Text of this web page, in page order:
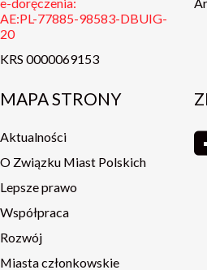
MAPA STRONY
Aktualności
O Związku Miast Polskich
Lepsze prawo
Współpraca
Rozwój
Miasta członkowskie
AE:PL-77885-98583-DBUIG-
20
KRS 0000069153